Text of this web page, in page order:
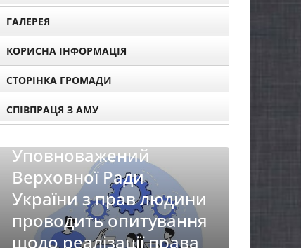
ГАЛЕРЕЯ
КОРИСНА ІНФОРМАЦІЯ
СТОРІНКА ГРОМАДИ
СПІВПРАЦЯ З АМУ
НОВИНИ